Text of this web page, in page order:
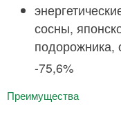
сосны,
подорожника,
-75,6%
Преимущества